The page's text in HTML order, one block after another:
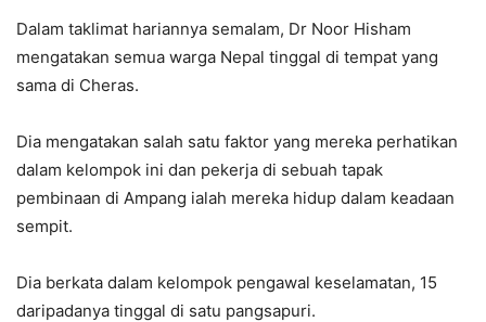
Dalam taklimat hariannya semalam, Dr Noor Hisham
mengatakan semua warga Nepal tinggal di tempat yang
sama di Cheras.
Dia mengatakan salah satu faktor yang mereka perhatikan
dalam kelompok ini dan pekerja di sebuah tapak
pembinaan di Ampang ialah mereka hidup dalam keadaan
sempit.
Dia berkata dalam kelompok pengawal keselamatan, 15
daripadanya tinggal di satu pangsapuri.